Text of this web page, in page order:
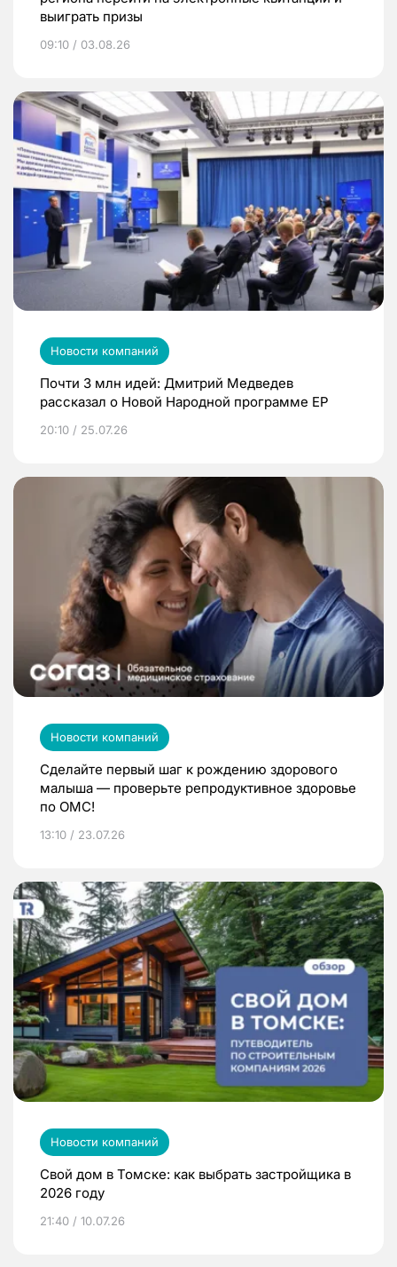
выиграть призы
09:10 / 03.08.26
Новости компаний
Почти 3 млн идей: Дмитрий Медведев
рассказал о Новой Народной программе ЕР
20:10 / 25.07.26
Новости компаний
Сделайте первый шаг к рождению здорового
малыша — проверьте репродуктивное здоровье
по ОМС!
13:10 / 23.07.26
Новости компаний
Свой дом в Томске: как выбрать застройщика в
2026 году
21:40 / 10.07.26